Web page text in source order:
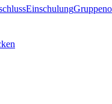
Einschulung